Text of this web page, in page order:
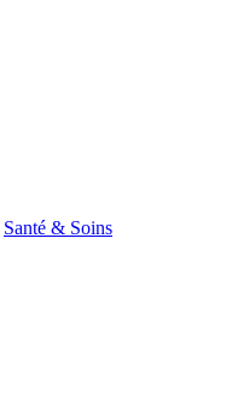
Santé & Soins